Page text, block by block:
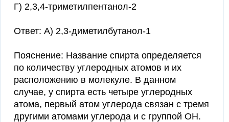
Г) 2,3,4-триметилпентанол-2
Ответ: А) 2,3-диметилбутанол-1
Пояснение: Название спирта определяется
по количеству углеродных атомов и их
расположению в молекуле. В данном
случае, у спирта есть четыре углеродных
атома, первый атом углерода связан с тремя
другими атомами углерода и с группой ОН.